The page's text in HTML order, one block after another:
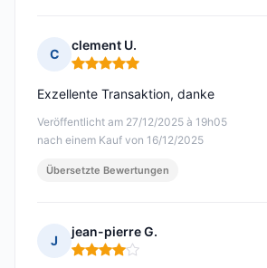
C
clement U.
Hinweis: 5 von 5
Veröffentlicht am 27/12/2025 à 19h05
nach einem Kauf von 16/12/2025
Exzellente Transaktion, danke
Übersetzte Bewertungen
J
jean-pierre G.
Hinweis: 4 von 5